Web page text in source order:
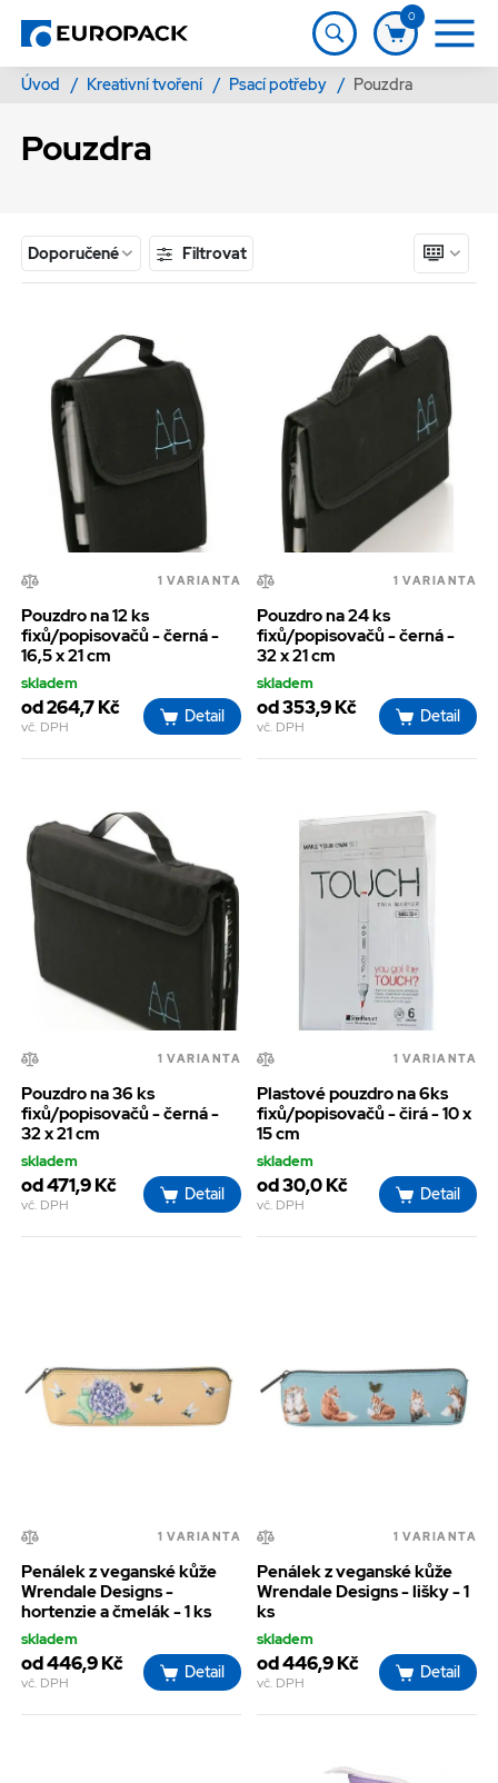
0
Úvod / Kreativní tvoření / Psací potřeby / Pouzdra
Pouzdra
Doporučené Filtrovat
1 VARIANTA
Pouzdro na 12 ks
fixů/popisovačů - černá -
16,5 x 21 cm
skladem
od 264,7 Kč
vč. DPH
Detail
1 VARIANTA
Pouzdro na 24 ks
fixů/popisovačů - černá -
32 x 21 cm
skladem
od 353,9 Kč
vč. DPH
Detail
1 VARIANTA
Pouzdro na 36 ks
fixů/popisovačů - černá -
32 x 21 cm
skladem
od 471,9 Kč
vč. DPH
Detail
1 VARIANTA
Plastové pouzdro na 6ks
fixů/popisovačů - čirá - 10 x
15 cm
skladem
od 30,0 Kč
vč. DPH
Detail
1 VARIANTA
Penálek z veganské kůže
Wrendale Designs -
hortenzie a čmelák - 1 ks
skladem
od 446,9 Kč
vč. DPH
Detail
1 VARIANTA
Penálek z veganské kůže
Wrendale Designs - lišky - 1
ks
skladem
od 446,9 Kč
vč. DPH
Detail